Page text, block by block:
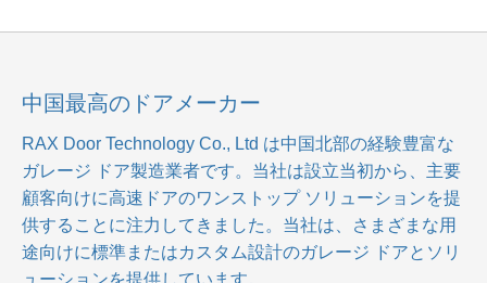
中国最高のドアメーカー
RAX Door Technology Co., Ltd は中国北部の経験豊富な
ガレージ ドア製造業者です。当社は設立当初から、主要
顧客向けに高速ドアのワンストップ ソリューションを提
供することに注力してきました。当社は、さまざまな用
途向けに標準またはカスタム設計のガレージ ドアとソリ
ューションを提供しています。